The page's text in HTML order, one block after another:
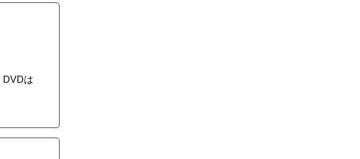
DVDは